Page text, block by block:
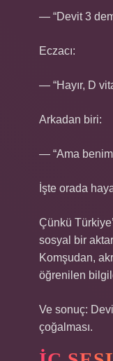
— “Devit 3
Eczacı:
— “Hayır, D
Arkadan biri:
— “Ama
İşte orada
Çünkü
sosyal bir
Komşudan,
öğrenilen
Ve sonuç:
çoğalması.